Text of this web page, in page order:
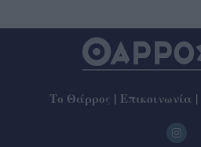
Το Θάρρος | Επικοινωνία |